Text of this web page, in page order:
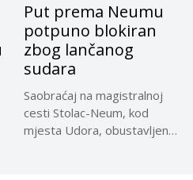
Put prema Neumu
potpuno blokiran
zbog lančanog
sudara
Saobraćaj na magistralnoj
cesti Stolac-Neum, kod
mjesta Udora, obustavljen